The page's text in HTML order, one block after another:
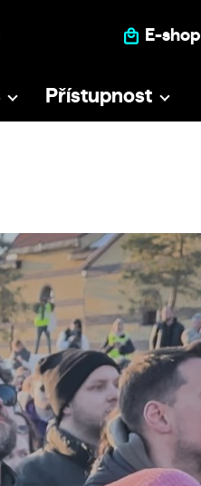
E-shop
Přístupnost